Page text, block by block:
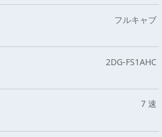
フルキャブ
2DG-FS1AHC
7 速